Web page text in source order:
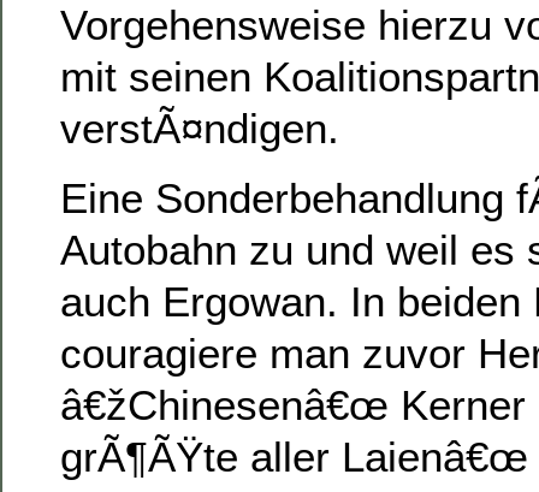
Vorgehensweise hierzu
mit seinen
verstÃ¤ndigen.
Eine Sonderbehandlung
Autobahn zu und weil es
auch Ergowan. In beiden
couragiere man zuvor
â€žChinesenâ€œ Kerner
grÃ¶ÃŸte aller Laienâ€œ